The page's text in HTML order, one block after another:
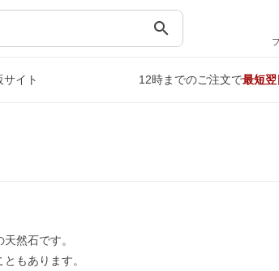
search
イト 12時までのご注文で最短
然石です。
もあります。